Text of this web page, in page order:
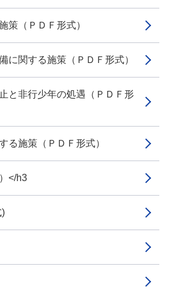
策（ＰＤＦ形式）
に関する施策（ＰＤＦ形式）
と非行少年の処遇（ＰＤＦ形
施策（ＰＤＦ形式）
</h3
)